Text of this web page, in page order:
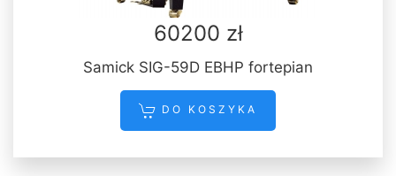
60200 zł
Samick SIG-59D EBHP fortepian
DO KOSZYKA